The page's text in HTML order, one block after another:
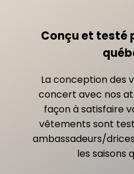
Conçu et testé
La conception des
concert avec nos
façon à satisfaire
vêtements sont
ambassadeurs/
les saisons